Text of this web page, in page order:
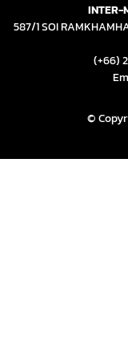
INTER-
587/1 SOI
(+66)
©